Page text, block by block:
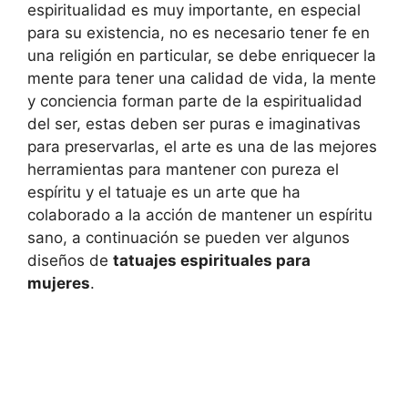
espiritualidad es muy importante, en especial
para su existencia, no es necesario tener fe en
una religión en particular, se debe enriquecer la
mente para tener una calidad de vida, la mente
y conciencia forman parte de la espiritualidad
del ser, estas deben ser puras e imaginativas
para preservarlas, el arte es una de las mejores
herramientas para mantener con pureza el
espíritu y el tatuaje es un arte que ha
colaborado a la acción de mantener un espíritu
sano, a continuación se pueden ver algunos
diseños de tatuajes espirituales para
mujeres.